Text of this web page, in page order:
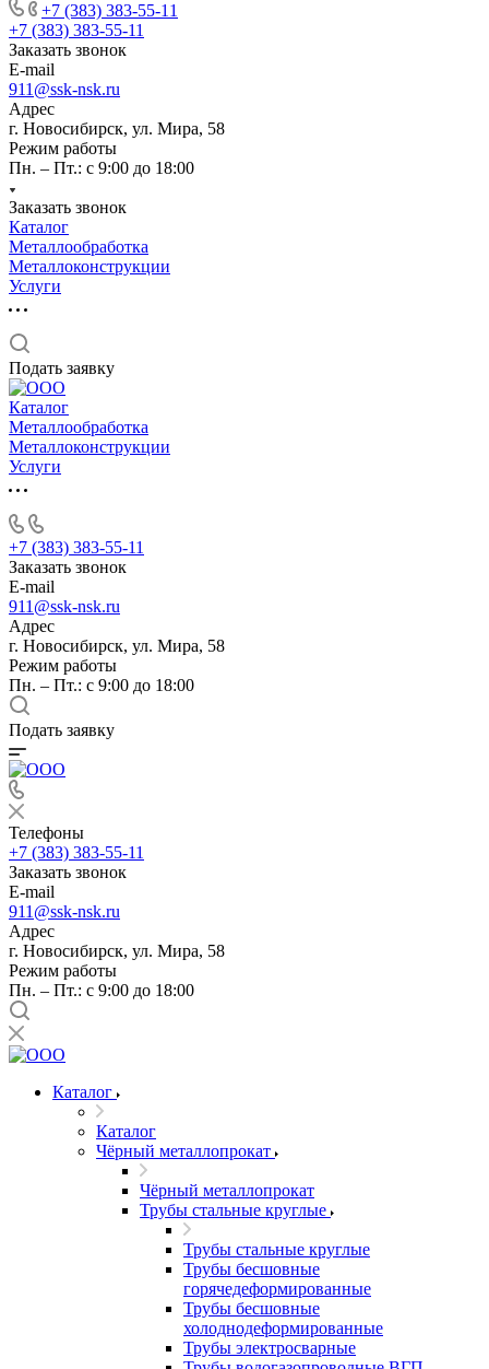
+7 (383) 383-55-11
+7 (383) 383-55-11
Заказать звонок
E-mail
911@ssk-nsk.ru
Адрес
г. Новосибирск, ул. Мира, 58
Режим работы
Пн. – Пт.: с 9:00 до 18:00
Заказать звонок
Каталог
Металлообработка
Металлоконструкции
Услуги
Подать заявку
Каталог
Металлообработка
Металлоконструкции
Услуги
+7 (383) 383-55-11
Заказать звонок
E-mail
911@ssk-nsk.ru
Адрес
г. Новосибирск, ул. Мира, 58
Режим работы
Пн. – Пт.: с 9:00 до 18:00
Подать заявку
Телефоны
+7 (383) 383-55-11
Заказать звонок
E-mail
911@ssk-nsk.ru
Адрес
г. Новосибирск, ул. Мира, 58
Режим работы
Пн. – Пт.: с 9:00 до 18:00
Каталог
Каталог
Чёрный металлопрокат
Чёрный металлопрокат
Трубы стальные круглые
Трубы стальные круглые
Трубы бесшовные
горячедеформированные
Трубы бесшовные
холоднодеформированные
Трубы электросварные